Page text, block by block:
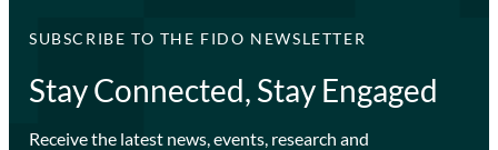
SUBSCRIBE TO THE FIDO NEWSLETTER
Stay Connected, Stay Engaged
Receive the latest news, events, research and